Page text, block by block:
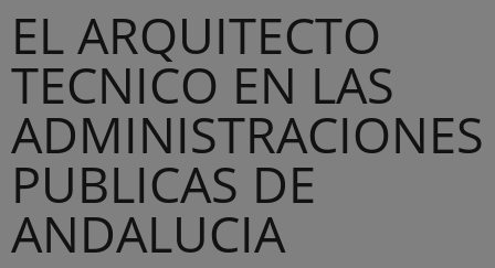
EL ARQUITECTO
TECNICO EN LAS
ADMINISTRACIONES
PUBLICAS DE
ANDALUCIA